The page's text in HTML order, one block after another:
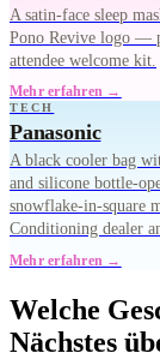
A satin-face sleep
Pono Revive logo —
attendee welcome kit.
Mehr erfahren →
TECH
Panasonic
A black cooler bag
and silicone bottle-
snowflake-in-square
Conditioning dealer
Mehr erfahren →
Welche
Nächstes